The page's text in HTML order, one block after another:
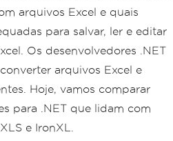
arquivos Excel e quais
para salvar, ler e editar
Os desenvolvedores .NET
arquivos Excel e
Hoje, vamos comparar
para .NET que lidam com
e IronXL.